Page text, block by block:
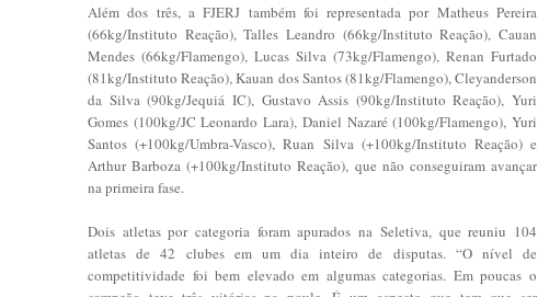
Além dos três, a FJERJ também foi representada por Matheus Pereira
(66kg/Instituto Reação), Talles Leandro (66kg/Instituto Reação), Cauan
Mendes (66kg/Flamengo), Lucas Silva (73kg/Flamengo), Renan Furtado
(81kg/Instituto Reação), Kauan dos Santos (81kg/Flamengo), Cleyanderson
da Silva (90kg/Jequiá IC), Gustavo Assis (90kg/Instituto Reação), Yuri
Gomes (100kg/JC Leonardo Lara), Daniel Nazaré (100kg/Flamengo), Yuri
Santos (+100kg/Umbra-Vasco), Ruan Silva (+100kg/Instituto Reação) e
Arthur Barboza (+100kg/Instituto Reação), que não conseguiram avançar
na primeira fase.
Dois atletas por categoria foram apurados na Seletiva, que reuniu 104
atletas de 42 clubes em um dia inteiro de disputas. “O nível de
competitividade foi bem elevado em algumas categorias. Em poucas o